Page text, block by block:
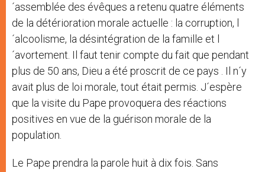
´assemblée des évêques a retenu quatre éléments
de la détérioration morale actuelle : la corruption, l
´alcoolisme, la désintégration de la famille et l
´avortement. Il faut tenir compte du fait que pendant
plus de 50 ans, Dieu a été proscrit de ce pays . Il n´y
avait plus de loi morale, tout était permis. J´espère
que la visite du Pape provoquera des réactions
positives en vue de la guérison morale de la
population.
Le Pape prendra la parole huit à dix fois. Sans